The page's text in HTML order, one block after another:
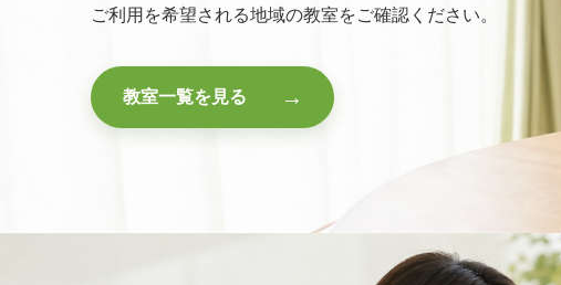
ご利用を希望される地域の教室をご確認ください。
教室一覧を見る →